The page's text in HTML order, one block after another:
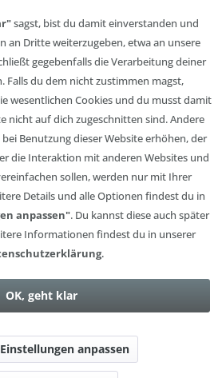
sagst, bist du damit einverstanden und
an Dritte weiterzugeben, etwa an unsere
gegebenfalls die Verarbeitung deiner
Falls du dem nicht zustimmen magst,
wesentlichen Cookies und du musst damit
nicht auf dich zugeschnitten sind. Andere
Benutzung dieser Website erhöhen, der
die Interaktion mit anderen Websites und
sollen, werden nur mit Ihrer
Details und alle Optionen findest du in
anpassen". Du kannst diese auch später
Informationen findest du in unserer
.
OK, geht klar
anpassen